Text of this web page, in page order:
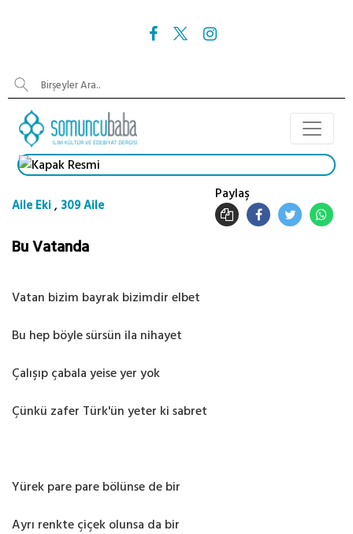
Aile Eki, 309 Aile
Paylaş
Bu Vatanda
Vatan bizim bayrak bizimdir elbet
Bu hep böyle sürsün ila nihayet
Çalışıp çabala yeise yer yok
Çünkü zafer Türk'ün yeter ki sabret
Yürek pare pare bölünse de bir
Ayrı renkte çiçek olunsa da bir